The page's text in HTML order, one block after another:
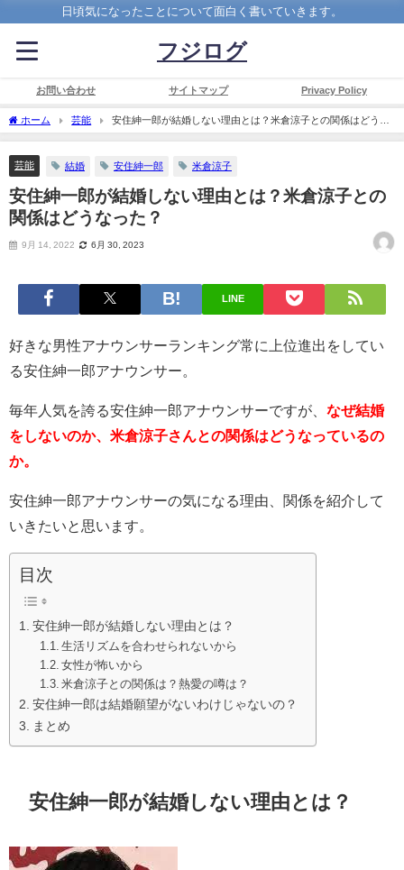
日頃気になったことについて面白く書いていきます。
フジログ
お問い合わせ サイトマップ Privacy Policy
ホーム 芸能
安住紳一郎が結婚しない理由とは？米倉涼子との関係はどうな
った？
芸能 結婚 安住紳一郎 米倉涼子
安住紳一郎が結婚しない理由とは？米倉涼子との
関係はどうなった？
9月 14, 2022 6月 30, 2023
LINE
好きな男性アナウンサーランキング常に上位進出をしてい
る安住紳一郎アナウンサー。
毎年人気を誇る安住紳一郎アナウンサーですが、 なぜ結婚
をしないのか、米倉涼子さんとの関係はどうなっているの
か。
安住紳一郎アナウンサーの気になる理由、関係を紹介して
いきたいと思います。
目次
安住紳一郎が結婚しない理由とは？
生活リズムを合わせられないから
女性が怖いから
米倉涼子との関係は？熱愛の噂は？
安住紳一郎は結婚願望がないわけじゃないの？
まとめ
安住紳一郎が結婚しない理由とは？